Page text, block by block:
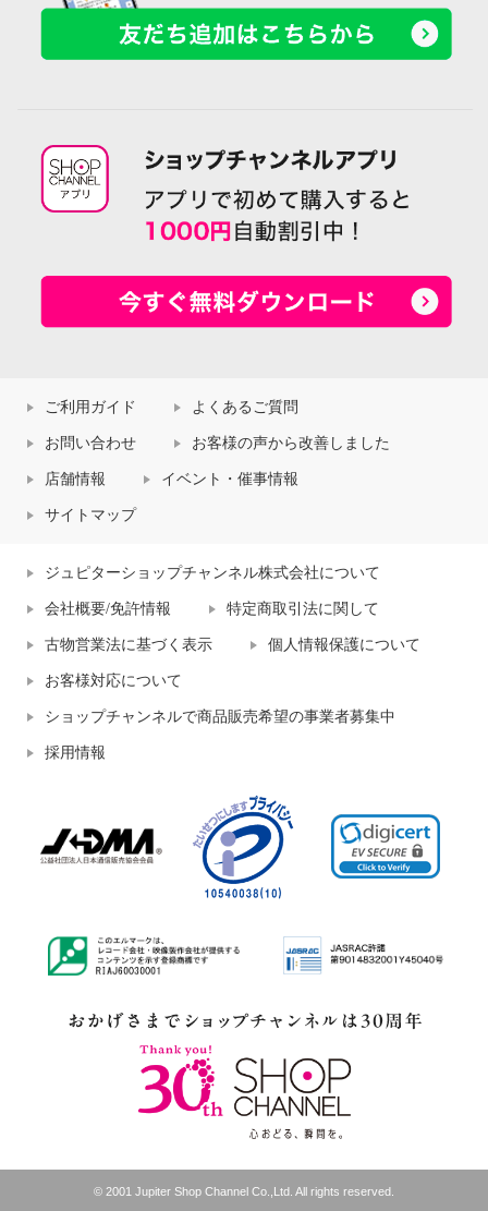
ご利用ガイド よくあるご質問
お問い合わせ お客様の声から改善しました
店舗情報 イベント・催事情報
サイトマップ
ジュピターショップチャンネル株式会社について
会社概要/免許情報 特定商取引法に関して
古物営業法に基づく表示 個人情報保護について
お客様対応について
ショップチャンネルで商品販売希望の事業者募集中
採用情報
© 2001 Jupiter Shop Channel Co.,Ltd. All rights reserved.